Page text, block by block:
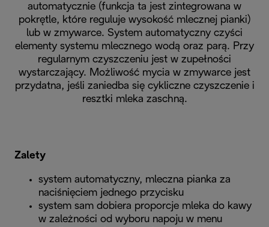
automatycznie (funkcja ta jest zintegrowana w
pokrętle, które reguluje wysokość mlecznej pianki)
lub w zmywarce. System automatyczny czyści
elementy systemu mlecznego wodą oraz parą. Przy
regularnym czyszczeniu jest w zupełności
wystarczający. Możliwość mycia w zmywarce jest
przydatna, jeśli zaniedba się cykliczne czyszczenie i
resztki mleka zaschną.
Zalety
system automatyczny, mleczna pianka za
naciśnięciem jednego przycisku
system sam dobiera proporcje mleka do kawy
w zależności od wyboru napoju w menu